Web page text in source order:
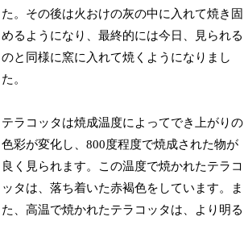
た。その後は火おけの灰の中に入れて焼き固
めるようになり、最終的には今日、見られる
のと同様に窯に入れて焼くようになりまし
た。
テラコッタは焼成温度によってでき上がりの
色彩が変化し、800度程度で焼成された物が
良く見られます。この温度で焼かれたテラコ
ッタは、落ち着いた赤褐色をしています。ま
た、高温で焼かれたテラコッタは、より明る